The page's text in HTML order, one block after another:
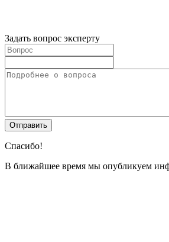
Задать вопрос эксперту
Спасибо!
В ближайшее время мы опубликуем